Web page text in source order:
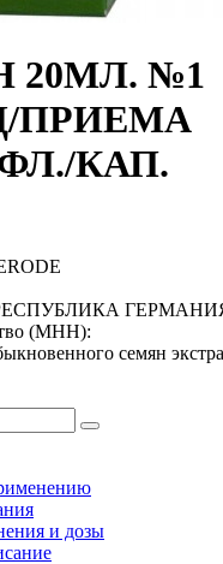
20МЛ. №1
ПРИЕМА
КАП.
(МНН):
семян
и дозы